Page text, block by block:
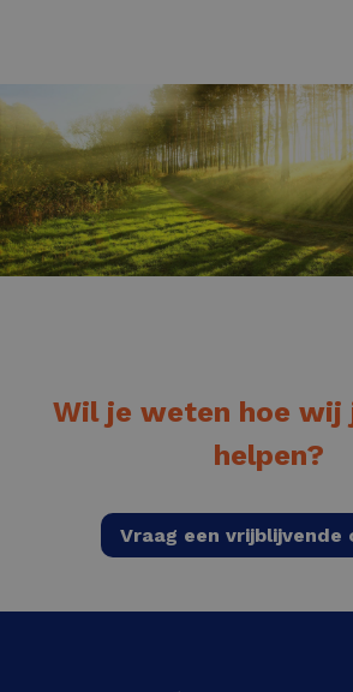
Wil je weten hoe wij
helpen?
Vraag een vrijblijvende